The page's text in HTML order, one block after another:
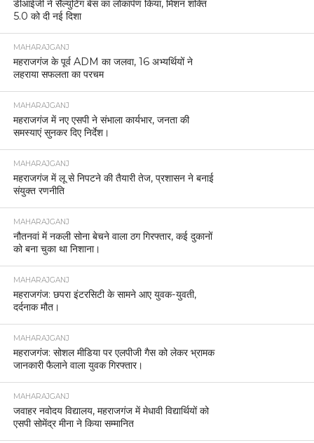
डीआईजी ने सैल्युटिंग बेस का लोकार्पण किया, मिशन शक्ति
5.0 को दी नई दिशा
MAHARAJGANJ
महराजगंज के पूर्व ADM का जलवा, 16 अभ्यर्थियों ने
लहराया सफलता का परचम
MAHARAJGANJ
महराजगंज में नए एसपी ने संभाला कार्यभार, जनता की
समस्याएं सुनकर दिए निर्देश।
MAHARAJGANJ
महराजगंज में लू से निपटने की तैयारी तेज, प्रशासन ने बनाई
संयुक्त रणनीति
MAHARAJGANJ
नौतनवां में नकली सोना बेचने वाला ठग गिरफ्तार, कई दुकानों
को बना चुका था निशाना।
MAHARAJGANJ
महराजगंज: छपरा इंटरसिटी के सामने आए युवक-युवती,
दर्दनाक मौत।
MAHARAJGANJ
महराजगंज: सोशल मीडिया पर एलपीजी गैस को लेकर भ्रामक
जानकारी फैलाने वाला युवक गिरफ्तार।
MAHARAJGANJ
जवाहर नवोदय विद्यालय, महराजगंज में मेधावी विद्यार्थियों को
एसपी सोमेंद्र मीना ने किया सम्मानित